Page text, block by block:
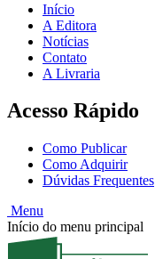
Início
A Editora
Notícias
Contato
A Livraria
Acesso Rápido
Como Publicar
Como Adquirir
Dúvidas Frequentes
Menu
Início do menu principal